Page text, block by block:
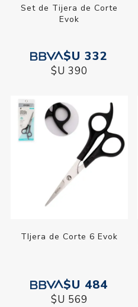
Set de Tijera de Corte
Evok
$U 332
$U 390
TIjera de Corte 6 Evok
$U 484
$U 569